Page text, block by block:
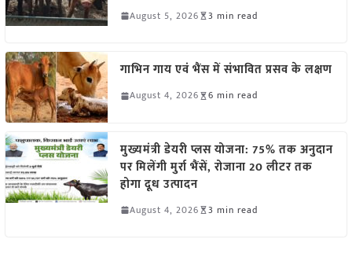
August 5, 2026 3 min read
गाभिन गाय एवं भैंस में संभावित प्रसव के लक्षण
August 4, 2026 6 min read
मुख्यमंत्री डेयरी प्लस योजना: 75% तक अनुदान
पर मिलेंगी मुर्रा भैंसें, रोजाना 20 लीटर तक
होगा दूध उत्पादन
August 4, 2026 3 min read